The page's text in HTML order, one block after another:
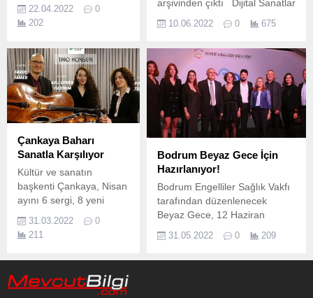
Ulusal Egemenlik ve
Çocuk Bayramı’nın
Nişantaşı’nda
gerçekleştirdikleri bir
bando yürüyüşüyle
kutladı.
22.04.2022
0
202
arşivinden çıktı Dijital Sanatlar
Ertaş’ın hayatını konu alan,
10.06.2022 0 675
Çankaya Baharı
Sanatla Karşılıyor
Kültür ve sanatın
başkenti Çankaya, Nisan
ayını 6 sergi, 8 yeni
söyleşilerle karşılıyor.
31.03.2022
0
211
Bodrum Beyaz Gece İçin
Hazırlanıyor!
Bodrum Engelliler Sağlık Vakfı
tarafından düzenlenecek
Beyaz Gece, 12 Haziran
akşamı, Mandalin Yalıkavak’da
gerçekleşecek.
31.05.2022 0 209